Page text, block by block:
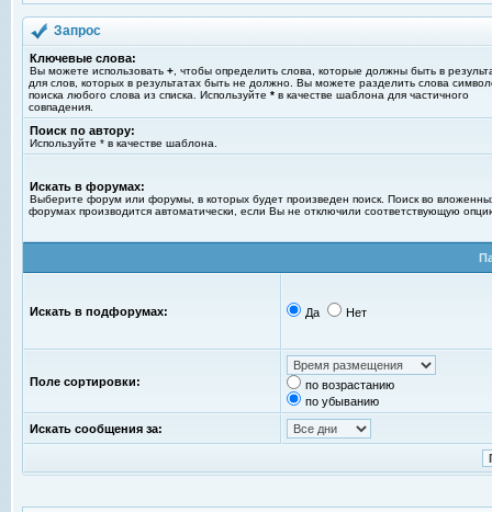
Запрос
Ключевые слова:
Вы можете использовать + , чтобы определить слова, которые должны быть в
для слов, которых в результатах быть не должно. Вы можете разделить слова
поиска любого слова из списка. Используйте * в качестве шаблона для частичного
совпадения.
Поиск по автору:
Используйте * в качестве шаблона.
Искать в форумах:
Выберите форум или форумы, в которых будет произведен поиск. Поиск во
форумах производится автоматически, если Вы не отключили соответствующую
Искать в подфорумах: Да Нет
Поле сортировки:
по возрастанию
по убыванию
Искать сообщения за: